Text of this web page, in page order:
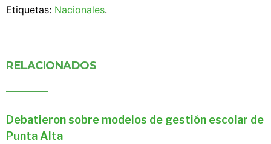
Etiquetas: Nacionales.
RELACIONADOS
Debatieron sobre modelos de gestión escolar de
Punta Alta